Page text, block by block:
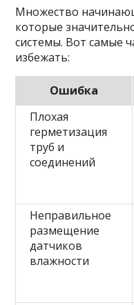
Множество
которые
системы. Вот самые
избежать:
Ошибка
Плохая
герметизация
труб и
соединений
Неправильное
размещение
датчиков
влажности